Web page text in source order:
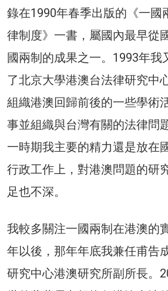
錄在1990年春季出版的《一國
律制度》一書，屬國內最早從
國兩制的成果之一。1993年我
了北京大學港澳台法律研究中
組織港澳回歸前後的一些學術
事並組織與台灣有關的法律問
一時期我主要的精力還是放在
行政工作上，對港澳問題的研
足也不深。
我較多關注一國兩制在港澳的
年以後，那年年底我兼任甫告
研究中心港澳研究所副所長。